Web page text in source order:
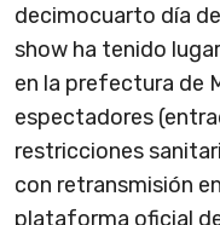
decimocuarto día
show ha tenido
en la prefectura de
espectadores
restricciones
con retransmisión
plataforma oficial